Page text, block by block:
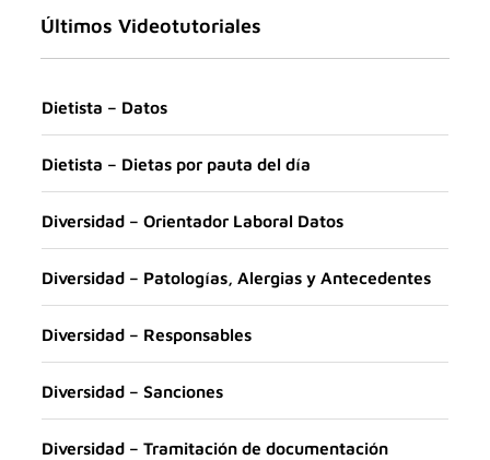
Últimos Videotutoriales
Dietista – Datos
Dietista – Dietas por pauta del día
Diversidad – Orientador Laboral Datos
Diversidad – Patologías, Alergias y Antecedentes
Diversidad – Responsables
Diversidad – Sanciones
Diversidad – Tramitación de documentación